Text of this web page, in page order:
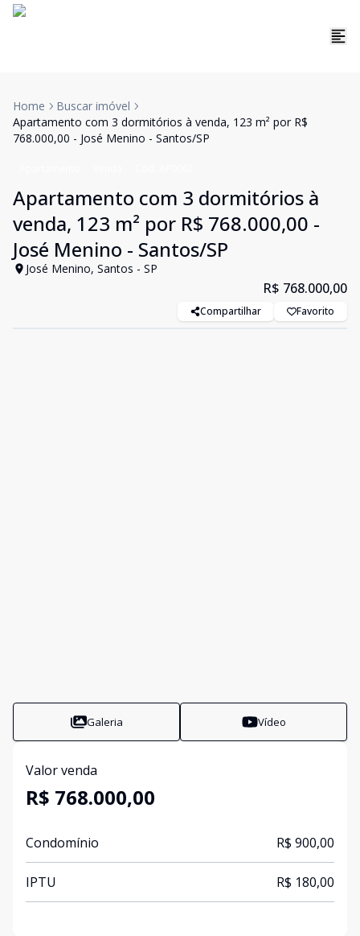
Home
Buscar imóvel
Apartamento com 3 dormitórios à venda, 123 m² por R$
768.000,00 - José Menino - Santos/SP
Apartamento com 3 dormitórios à
venda, 123 m² por R$ 768.000,00 -
José Menino - Santos/SP
José Menino, Santos - SP
R$ 768.000,00
Compartilhar Favorito
Galeria Vídeo
Valor venda
R$ 768.000,00
Condomínio R$ 900,00
IPTU R$ 180,00